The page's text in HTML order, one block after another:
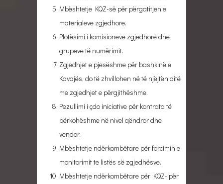
Mbështetje KQZ-së për përgatitjen e
materialeve zgjedhore.
Plotësimi i komisioneve zgjedhore dhe
grupeve të numërimit.
Zgjedhjet e pjesëshme për bashkinë e
Kavajës, do të zhvillohen në të njëjtën ditë
me zgjedhjet e përgjithëshme.
Pezullimi i çdo iniciative për kontrata të
përkohëshme në nivel qëndror dhe
vendor.
Mbështetje ndërkombëtare për forcimin e
monitorimit te listës së zgjedhësve.
Mbështetje ndërkombëtare për KQZ- për